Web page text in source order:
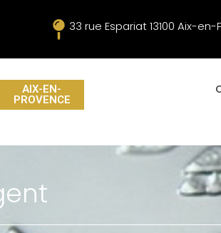
33 rue Espariat 13100 Aix-
AIX-EN-
PROVENCE